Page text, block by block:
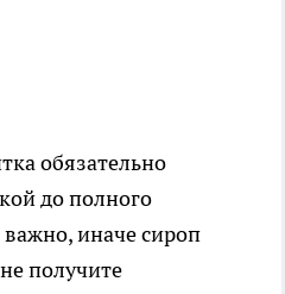
обязательно
до полного
иначе сироп
получите